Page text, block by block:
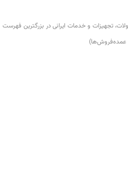
تجهیزات و خدمات ایرانی در بزرگترین فهرست
و عمده‌فروش‌ها)